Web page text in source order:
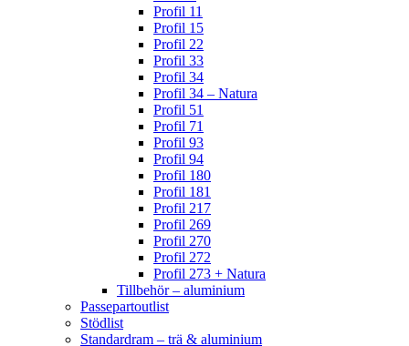
Profil 11
Profil 15
Profil 22
Profil 33
Profil 34
Profil 34 – Natura
Profil 51
Profil 71
Profil 93
Profil 94
Profil 180
Profil 181
Profil 217
Profil 269
Profil 270
Profil 272
Profil 273 + Natura
Tillbehör – aluminium
Passepartoutlist
Stödlist
Standardram – trä & aluminium